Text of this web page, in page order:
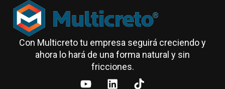
Con Multicreto tu empresa seguirá creciendo y
ahora lo hará de una forma natural y sin
fricciones.